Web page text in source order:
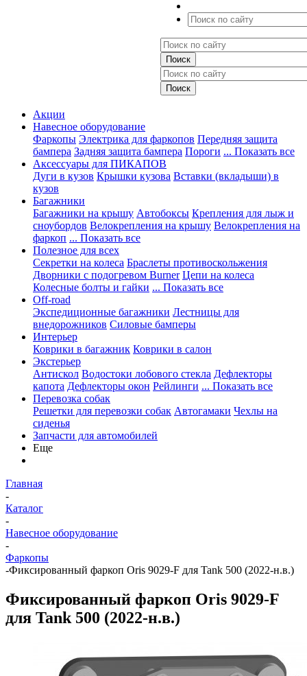
Акции
Навесное оборудование
Фаркопы Электрика для фаркопов Передняя защита
бампера Задняя защита бампера Пороги ... Показать все
Аксессуары для ПИКАПОВ
Дуги в кузов Крышки кузова Вставки (вкладыши) в
кузов
Багажники
Багажники на крышу Автобоксы Крепления для лыж и
сноубордов Велокрепления на крышу Велокрепления на
фаркоп ... Показать все
Полезное для всех
Секретки на колеса Браслеты противоскольжения
Дворники с подогревом Burner Цепи на колеса
Колесные болты и гайки ... Показать все
Off-road
Экспедиционные багажники Лестницы для
внедорожников Силовые бамперы
Интерьер
Коврики в багажник Коврики в салон
Экстерьер
Антискол Водостоки лобового стекла Дефлекторы
капота Дефлекторы окон Рейлинги ... Показать все
Перевозка собак
Решетки для перевозки собак Автогамаки Чехлы на
сиденья
Запчасти для автомобилей
Еще
Главная
-
Каталог
-
Навесное оборудование
-
Фаркопы
-Фиксированный фаркоп Oris 9029-F для Tank 500 (2022-н.в.)
Фиксированный фаркоп Oris 9029-F
для Tank 500 (2022-н.в.)